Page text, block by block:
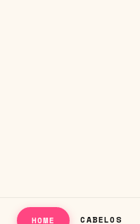
HOME CABELOS